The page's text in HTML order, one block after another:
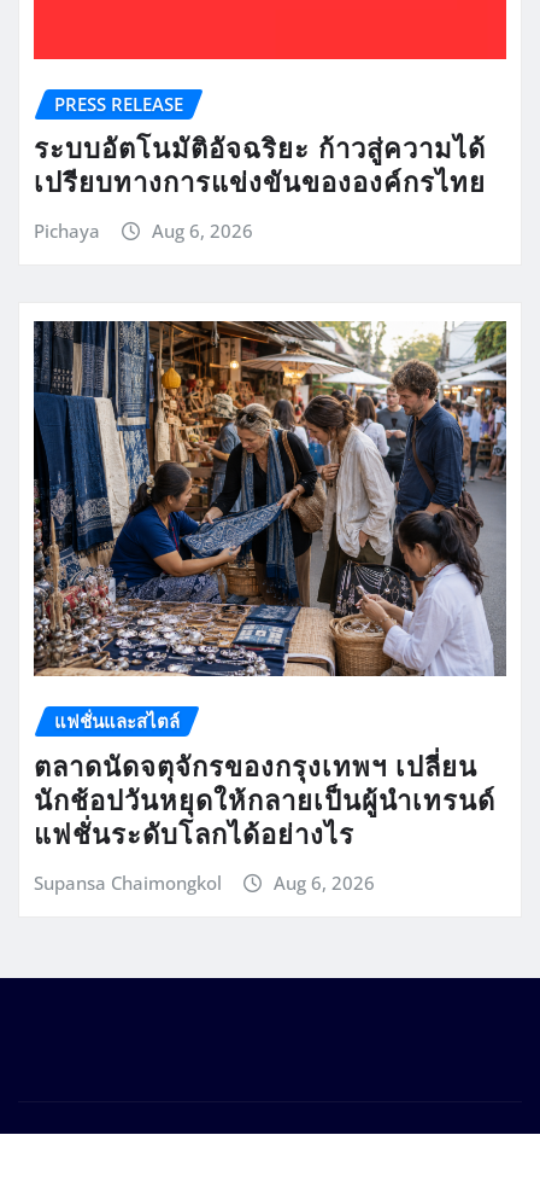
PRESS RELEASE
ระบบอัตโนมัติอัจฉริยะ ก้าวสู่ความได้
เปรียบทางการแข่งขันขององค์กรไทย
Pichaya Aug 6, 2026
แฟชั่นและสไตล์
ตลาดนัดจตุจักรของกรุงเทพฯ เปลี่ยน
นักช้อปวันหยุดให้กลายเป็นผู้นำเทรนด์
แฟชั่นระดับโลกได้อย่างไร
Supansa Chaimongkol Aug 6, 2026